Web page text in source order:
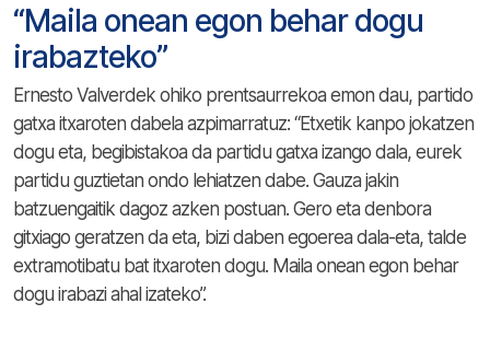
“Maila onean egon behar dogu
irabazteko”
Ernesto Valverdek ohiko prentsaurrekoa emon dau, partido
gatxa itxaroten dabela azpimarratuz: “Etxetik kanpo jokatzen
dogu eta, begibistakoa da partidu gatxa izango dala, eurek
partidu guztietan ondo lehiatzen dabe. Gauza jakin
batzuengaitik dagoz azken postuan. Gero eta denbora
gitxiago geratzen da eta, bizi daben egoerea dala-eta, talde
extramotibatu bat itxaroten dogu. Maila onean egon behar
dogu irabazi ahal izateko”.